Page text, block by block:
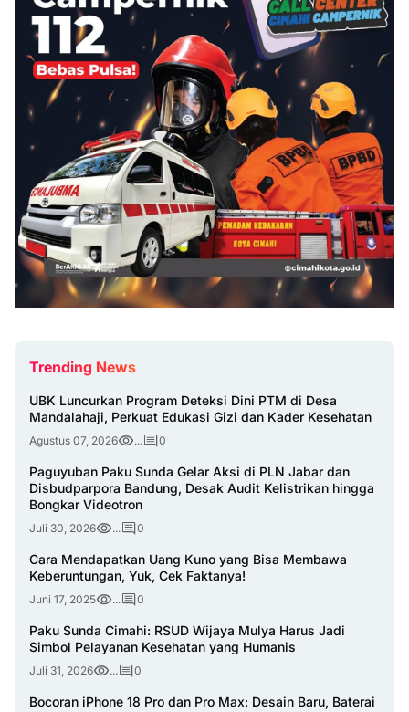
Trending News
UBK Luncurkan Program Deteksi Dini PTM di Desa
Mandalahaji, Perkuat Edukasi Gizi dan Kader Kesehatan
Agustus 07, 2026 ... 0
Paguyuban Paku Sunda Gelar Aksi di PLN Jabar dan
Disbudparpora Bandung, Desak Audit Kelistrikan hingga
Bongkar Videotron
Juli 30, 2026 ... 0
Cara Mendapatkan Uang Kuno yang Bisa Membawa
Keberuntungan, Yuk, Cek Faktanya!
Juni 17, 2025 ... 0
Paku Sunda Cimahi: RSUD Wijaya Mulya Harus Jadi
Simbol Pelayanan Kesehatan yang Humanis
Juli 31, 2026 ... 0
Bocoran iPhone 18 Pro dan Pro Max: Desain Baru, Baterai